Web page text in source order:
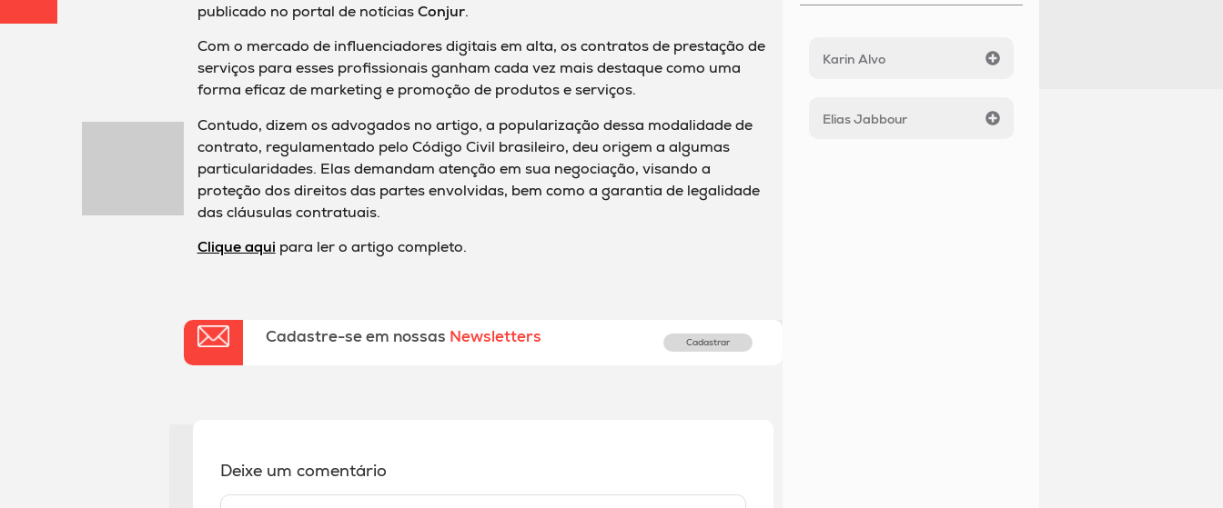
publicado no portal de notíciasConjur.
Com o mercado de influenciadores digitais em alta, os contratos de prestação de
serviços para esses profissionais ganham cada vez mais destaque como uma
forma eficaz de marketing e promoção de produtos e serviços.
Contudo, dizem os advogados no artigo, a popularização dessa modalidade de
contrato, regulamentado pelo Código Civil brasileiro, deu origem a algumas
particularidades. Elas demandam atenção em sua negociação, visando a
proteção dos direitos das partes envolvidas, bem como a garantia de legalidade
das cláusulas contratuais.
Clique aqui para ler o artigo completo.
Cadastre-se em nossas Newsletters Cadastrar
Deixe um comentário
Karin Alvo
Elias Jabbour